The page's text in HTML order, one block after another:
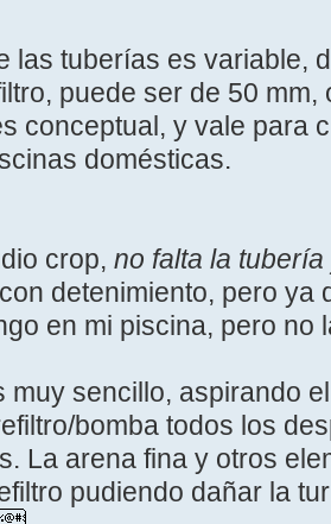
las tuberías es variable,
puede ser de 50
conceptual, y vale para
domésticas.
crop, no falta la
detenimiento, pero ya
en mi piscina, pero no
muy sencillo, aspirando
bomba todos los
La arena fina y otros
pudiendo dañar la